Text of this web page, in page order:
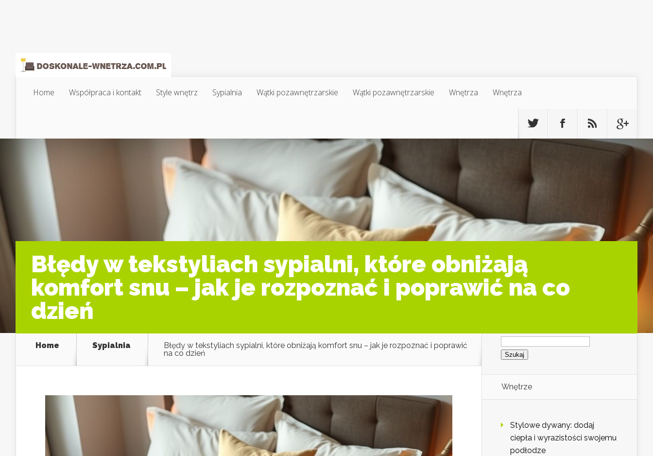
Home Współpraca i kontakt Style wnętrz Sypialnia Wątki pozawnętrzarskie Wątki pozawnętrzarskie Wnętrza Wnętrza
Błędy w tekstyliach sypialni, które obniżają
komfort snu – jak je rozpoznać i poprawić na co
dzień
Home Sypialnia
Błędy w tekstyliach sypialni, które obniżają komfort snu – jak je rozpoznać i poprawić
na co dzień
Szukaj:
Wnętrze
Stylowe dywany: dodaj
ciepła i wyrazistości swojemu
podłodze